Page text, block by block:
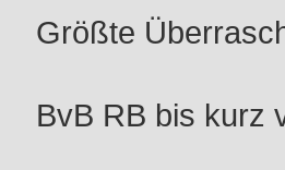
Größte
BvB RB bis kurz